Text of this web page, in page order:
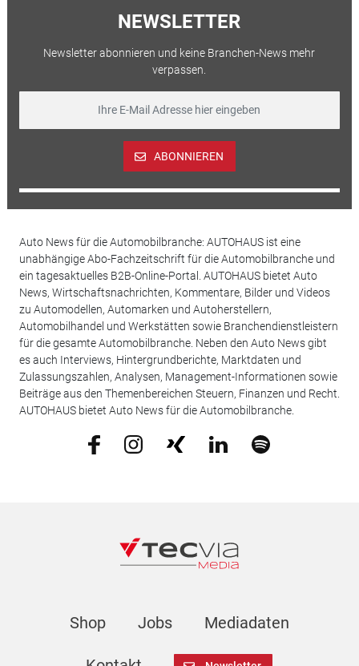
NEWSLETTER
Newsletter abonnieren und keine Branchen-News mehr
verpassen.
ABONNIEREN
Auto News für die Automobilbranche: AUTOHAUS ist eine
unabhängige Abo-Fachzeitschrift für die Automobilbranche und
ein tagesaktuelles B2B-Online-Portal. AUTOHAUS bietet Auto
News, Wirtschaftsnachrichten, Kommentare, Bilder und Videos
zu Automodellen, Automarken und Autoherstellern,
Automobilhandel und Werkstätten sowie Branchendienstleistern
für die gesamte Automobilbranche. Neben den Auto News gibt
es auch Interviews, Hintergrundberichte, Marktdaten und
Zulassungszahlen, Analysen, Management-Informationen sowie
Beiträge aus den Themenbereichen Steuern, Finanzen und Recht.
AUTOHAUS bietet Auto News für die Automobilbranche.
Shop Jobs Mediadaten